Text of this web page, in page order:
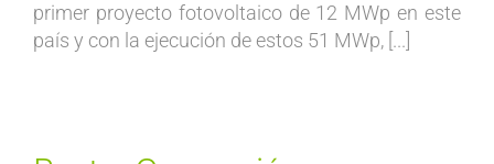
primer proyecto fotovoltaico de 12 MWp en este
país y con la ejecución de estos 51 MWp, [...]